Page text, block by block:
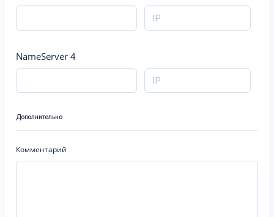
NameServer 4
Дополнительно
Комментарий